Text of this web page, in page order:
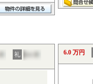
礼 6.0 万円